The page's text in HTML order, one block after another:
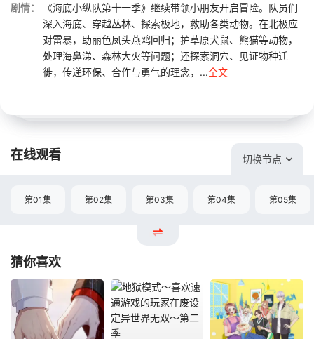
剧情：
《海底小纵队第十一季》继续带领小朋友开启冒险。队员们
深入海底、穿越丛林、探索极地，救助各类动物。在北极应
对雷暴，助丽色凤头燕鸥回归；护草原犬鼠、熊猫等动物，
处理海鼻涕、森林大火等问题；还探索洞穴、见证物种迁
徙，传递环保、合作与勇气的理念，...全文
在线观看 切换节点
第01集 第02集 第03集 第04集 第05集
猜你喜欢